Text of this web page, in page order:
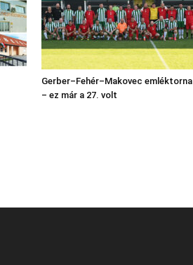
Gerber–Fehér–Makovec emléktorna
– ez már a 27. volt